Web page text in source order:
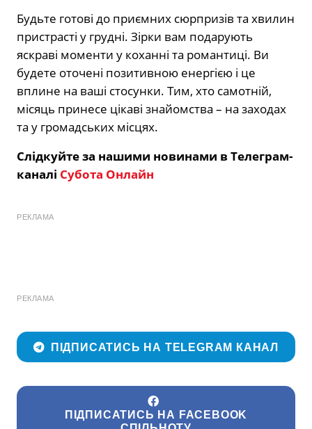
Будьте готові до приємних сюрпризів та хвилин
пристрасті у грудні. Зірки вам подарують
яскраві моменти у коханні та романтиці. Ви
будете оточені позитивною енергією і це
вплине на ваші стосунки. Тим, хто самотній,
місяць принесе цікаві знайомства – на заходах
та у громадських місцях.
Слідкуйте за нашими новинами в Телеграм-
каналі Субота Онлайн
РЕКЛАМА
РЕКЛАМА
ПІДПИСАТИСЬ НА TELEGRAM КАНАЛ
ПІДПИСАТИСЬ НА FACEBOOK